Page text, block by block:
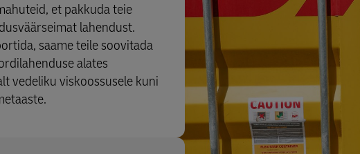
et pakkuda teie
lahendust.
saame teile soovitada
alates
vedeliku viskoossusele kuni